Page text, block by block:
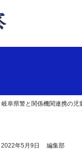
岐阜県警と関係機関連携の児
2022年5月9日 編集部